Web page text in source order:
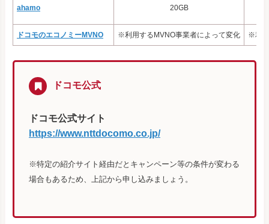
ahamo 20GB
ドコモのエコノミーMVNO ※利用するMVNO事業者によって変化 ※利用
ドコモ公式
ドコモ公式サイト
https://www.nttdocomo.co.jp/
※特定の紹介サイト経由だとキャンペーン等の条件が変わる
場合もあるため、上記から申し込みましょう。